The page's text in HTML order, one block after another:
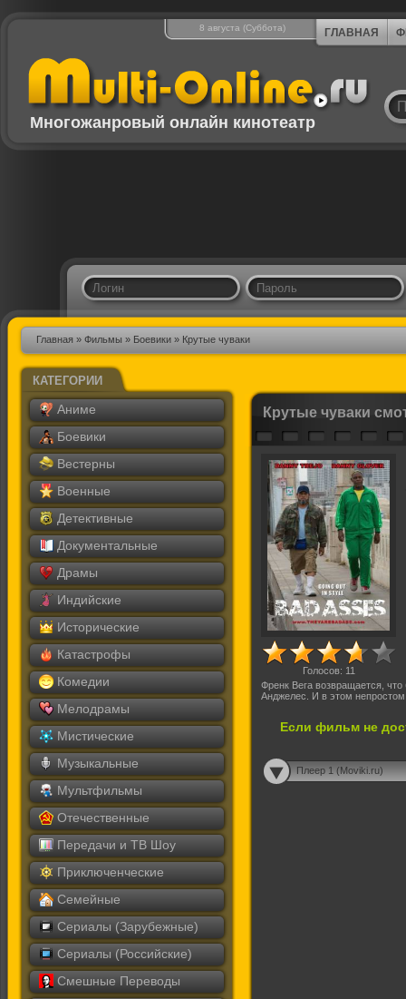
8 августа (Суббота) ГЛАВНАЯ
Многожанровый онлайн кинотеатр
Главная » Фильмы » Боевики » Крутые чуваки
КАТЕГОРИИ
Аниме
Боевики
Вестерны
Военные
Детективные
Документальные
Драмы
Индийские
Исторические
Катастрофы
Комедии
Мелодрамы
Мистические
Музыкальные
Мультфильмы
Отечественные
Передачи и ТВ Шоу
Приключенческие
Семейные
Сериалы (Зарубежные)
Сериалы (Российские)
Смешные Переводы
Крутые чуваки
Голосов: 11
Френк Вега возвращается,
Анджелес. И в этом
Если фильм не
Плеер 1 (Moviki.ru)